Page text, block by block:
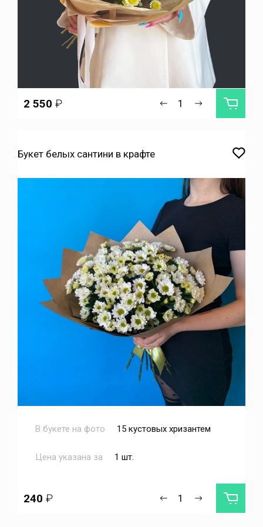
2 550 ₽
Букет белых сантини в крафте
В букете на фото 15 кустовых хризантем
Цена указана за 1 шт.
240 ₽